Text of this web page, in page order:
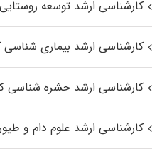
کارشناسی ارشد توسعه روستایی
کارشناسی ارشد بیماری‌
کارشناسی ارشد حشره‌ شناسی
کارشناسی ارشد علوم دام و